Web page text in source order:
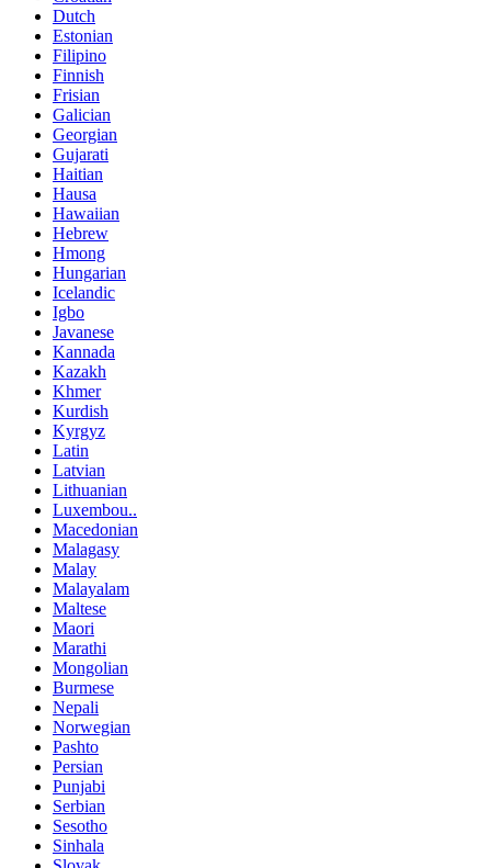
Dutch
Estonian
Filipino
Finnish
Frisian
Galician
Georgian
Gujarati
Haitian
Hausa
Hawaiian
Hebrew
Hmong
Hungarian
Icelandic
Igbo
Javanese
Kannada
Kazakh
Khmer
Kurdish
Kyrgyz
Latin
Latvian
Lithuanian
Luxembou..
Macedonian
Malagasy
Malay
Malayalam
Maltese
Maori
Marathi
Mongolian
Burmese
Nepali
Norwegian
Pashto
Persian
Punjabi
Serbian
Sesotho
Sinhala